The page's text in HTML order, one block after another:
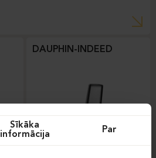
DAUPHIN-INDEED
Sīkāka
informācija
Par